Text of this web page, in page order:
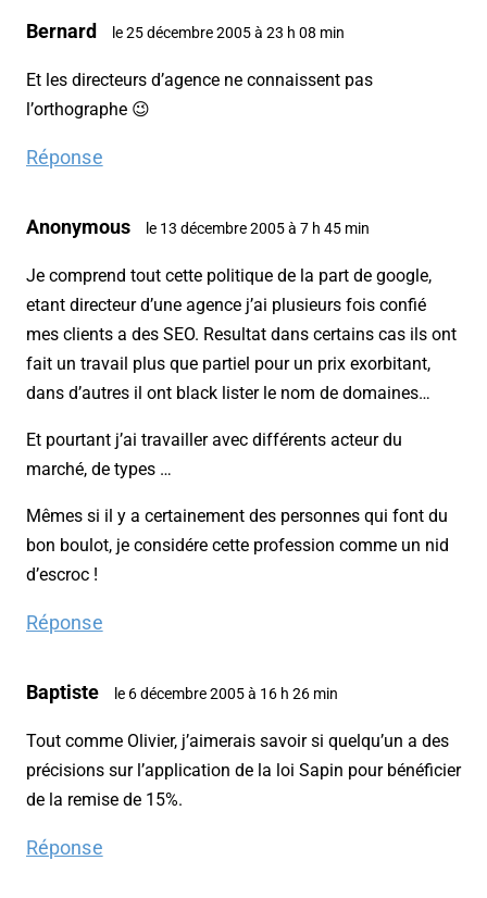
Bernard le 25 décembre 2005 à 23 h 08 min
Et les directeurs d’agence ne connaissent pas
l’orthographe 😉
Réponse
Anonymous le 13 décembre 2005 à 7 h 45 min
Je comprend tout cette politique de la part de google,
etant directeur d’une agence j’ai plusieurs fois confié
mes clients a des SEO. Resultat dans certains cas ils ont
fait un travail plus que partiel pour un prix exorbitant,
dans d’autres il ont black lister le nom de domaines…
Et pourtant j’ai travailler avec différents acteur du
marché, de types …
Mêmes si il y a certainement des personnes qui font du
bon boulot, je considére cette profession comme un nid
d’escroc !
Réponse
Baptiste le 6 décembre 2005 à 16 h 26 min
Tout comme Olivier, j’aimerais savoir si quelqu’un a des
précisions sur l’application de la loi Sapin pour bénéficier
de la remise de 15%.
Réponse